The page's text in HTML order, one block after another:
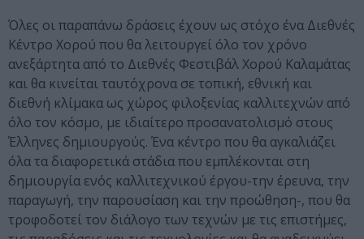
Όλες οι παραπάνω δράσεις έχουν ως στόχο ένα Διεθνές
Κέντρο Χορού που θα λειτουργεί όλο τον χρόνο
ανεξάρτητα από το Διεθνές Φεστιβάλ Χορού Καλαμάτας
και θα κινείται ταυτόχρονα σε τοπική, εθνική και
διεθνή κλίμακα ως χώρος φιλοξενίας καλλιτεχνών από
όλο τον κόσμο, με ιδιαίτερο προσανατολισμό στους
Έλληνες δημιουργούς. Ένα κέντρο που θα αγκαλιάζει
όλα τα διαφορετικά στάδια που εμπλέκονται στη
δημιουργία ενός καλλιτεχνικού έργου-την έρευνα, την
παραγωγή, την παρουσίαση και την προώθηση-, που θα
τροφοδοτεί τον διάλογο των τεχνών με τις επιστήμες,